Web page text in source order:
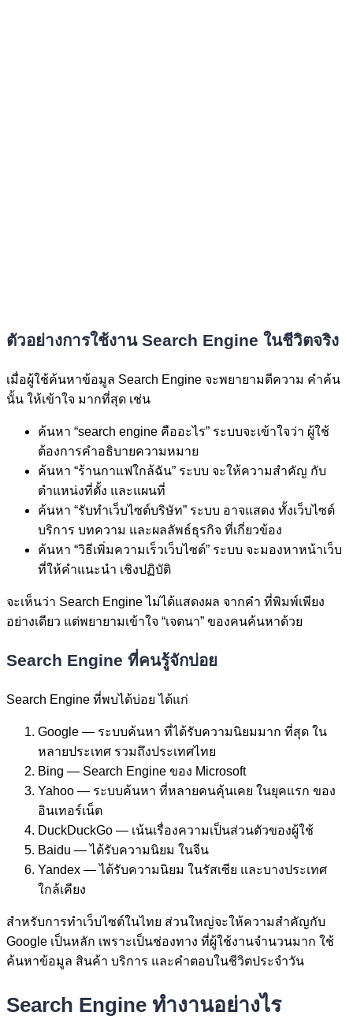
ตัวอย่างการใช้งาน Search Engine ในชีวิตจริง
เมื่อผู้ใช้ค้นหาข้อมูล Search Engine จะพยายามตีความ คำค้น
นั้น ให้เข้าใจ มากที่สุด เช่น
ค้นหา “search engine คืออะไร” ระบบจะเข้าใจว่า ผู้ใช้
ต้องการคำอธิบายความหมาย
ค้นหา “ร้านกาแฟใกล้ฉัน” ระบบ จะให้ความสำคัญ กับ
ตำแหน่งที่ตั้ง และแผนที่
ค้นหา “รับทำเว็บไซต์บริษัท” ระบบ อาจแสดง ทั้งเว็บไซต์
บริการ บทความ และผลลัพธ์ธุรกิจ ที่เกี่ยวข้อง
ค้นหา “วิธีเพิ่มความเร็วเว็บไซต์” ระบบ จะมองหาหน้าเว็บ
ที่ให้คำแนะนำ เชิงปฏิบัติ
จะเห็นว่า Search Engine ไม่ได้แสดงผล จากคำ ที่พิมพ์เพียง
อย่างเดียว แต่พยายามเข้าใจ “เจตนา” ของคนค้นหาด้วย
Search Engine ที่คนรู้จักบ่อย
Search Engine ที่พบได้บ่อย ได้แก่
Google — ระบบค้นหา ที่ได้รับความนิยมมาก ที่สุด ใน
หลายประเทศ รวมถึงประเทศไทย
Bing — Search Engine ของ Microsoft
Yahoo — ระบบค้นหา ที่หลายคนคุ้นเคย ในยุคแรก ของ
อินเทอร์เน็ต
DuckDuckGo — เน้นเรื่องความเป็นส่วนตัวของผู้ใช้
Baidu — ได้รับความนิยม ในจีน
Yandex — ได้รับความนิยม ในรัสเซีย และบางประเทศ
ใกล้เคียง
สำหรับการทำเว็บไซต์ในไทย ส่วนใหญ่จะให้ความสำคัญกับ
Google เป็นหลัก เพราะเป็นช่องทาง ที่ผู้ใช้งานจำนวนมาก ใช้
ค้นหาข้อมูล สินค้า บริการ และคำตอบในชีวิตประจำวัน
Search Engine ทำงานอย่างไร